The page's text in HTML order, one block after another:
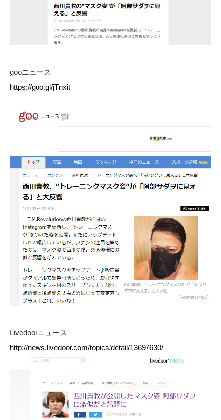
gooニュース
https://goo.gl/jTnxit
Livedoorニュース
http://news.livedoor.com/topics/detail/13697630/